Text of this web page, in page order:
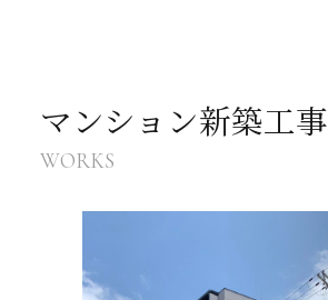
マンション新築工事
WORKS